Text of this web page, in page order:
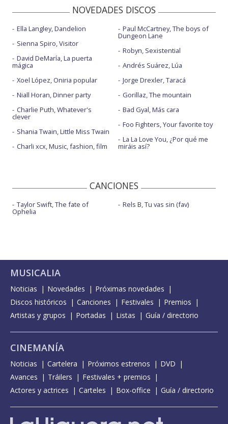
NOVEDADES DISCOS
Ella Langley, Dandelion
Sienna Spiro, Visitor
David DeMaría, La puerta
mágica
Xoel López, Oniria popular
Niall Horan, Dinner party
Charlie Puth, Whatever's
clever
Shania Twain, Little Miss Twain
Charli xcx, Music, fashion, film
Paul McCartney, The boys of
Dungeon Lane
Robyn, Sexistential
Andrés Suárez, Lúa
Jorge Drexler, Taracá
Gorillaz, The mountain
Bad Gyal, Más cara
Foo Fighters, Your favorite toy
La La Love You, ¿Por qué me
miráis así?
CANCIONES
Taylor Swift, The fate of
Ophelia
Rels B, Tu vas sin (fav)
MUSICALIA
Noticias Novedades
Próximas novedades
Discos históricos
Canciones Festivales
Premios
Artistas y grupos
Portadas Listas Guía / directorio
CINEMANÍA
Noticias Cartelera Próximos estrenos
DVD
Avances
Tráilers
Festivales + premios
Actores y actrices
Carteles Box-office Guía / directorio